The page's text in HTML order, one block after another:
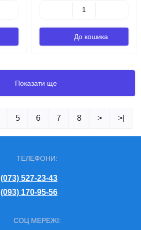
До кошика
Показати ще
5 6 7 8 > >|
ТЕЛЕФОНИ:
(073) 527-23-43
(093) 170-95-56
СОЦ МЕРЕЖІ: